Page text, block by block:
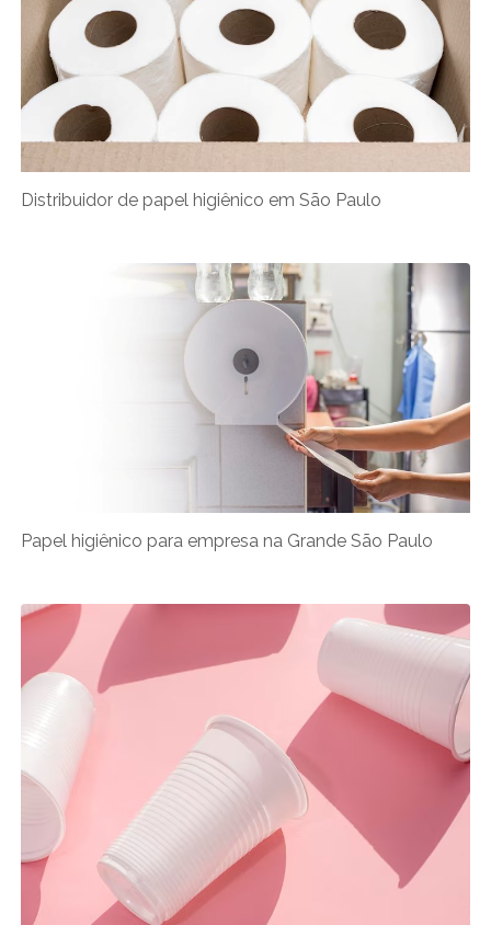
Distribuidor de papel higiênico em São Paulo
Papel higiênico para empresa na Grande São Paulo